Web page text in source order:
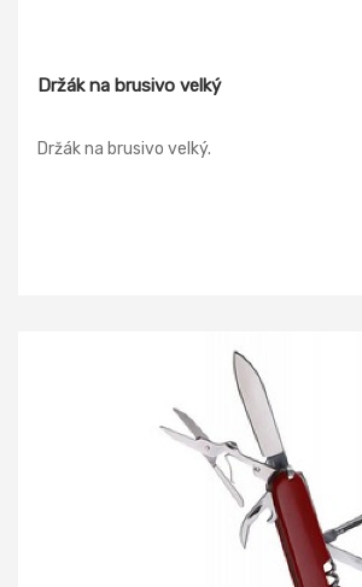
Držák na brusivo velký
Držák na brusivo velký.